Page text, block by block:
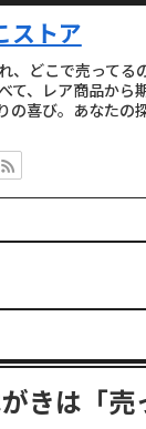
ストア
れ、どこで売って
て、レア商品から
の喜び。あなたの
きは「売